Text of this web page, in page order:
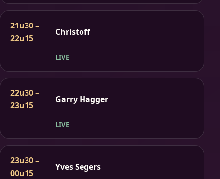
21u30 –
22u15
Christoff
LIVE
22u30 –
23u15
Garry Hagger
LIVE
23u30 –
00u15
Yves Segers